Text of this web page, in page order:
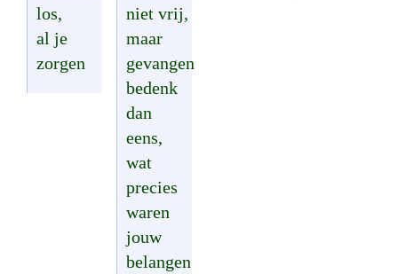
los,
al je
zorgen
niet vrij,
maar
gevangen
bedenk
dan
eens,
wat
precies
waren
jouw
belangen